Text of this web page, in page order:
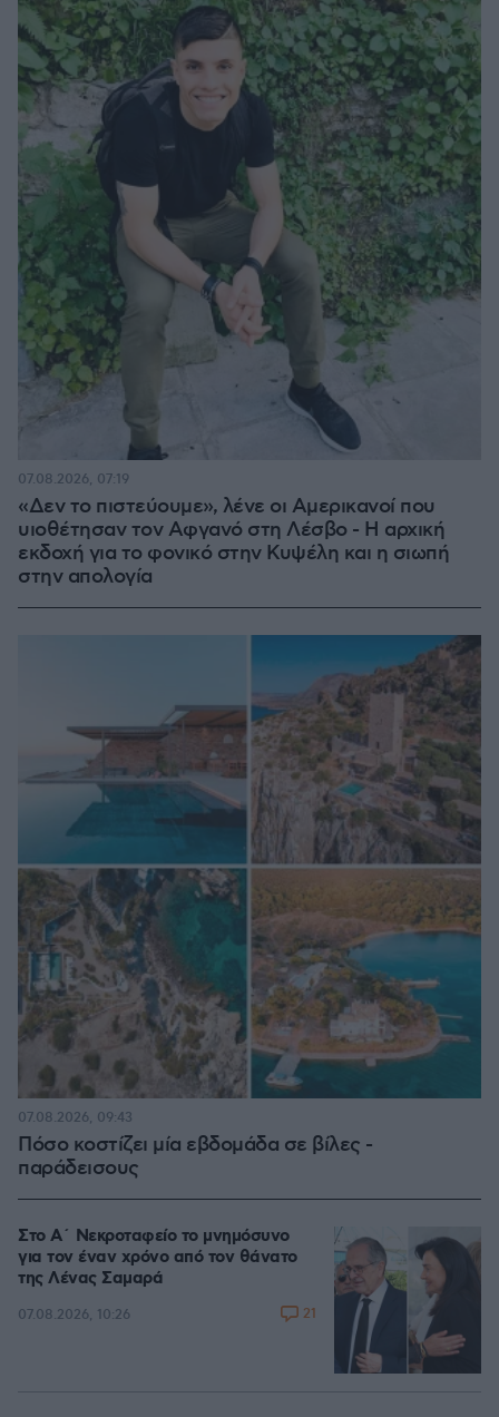
«Δεν το πιστεύουμε», λένε οι Αμερικανοί που
υιοθέτησαν τον Αφγανό στη Λέσβο - Η αρχική
εκδοχή για το φονικό στην Κυψέλη και η σιωπή
στην απολογία
07.08.2026, 07:19
Πόσο κοστίζει μία εβδομάδα σε βίλες -
παράδεισους
07.08.2026, 09:43
Στο Α΄ Νεκροταφείο το μνημόσυνο
για τον έναν χρόνο από τον θάνατο
της Λένας Σαμαρά
07.08.2026, 10:26 21